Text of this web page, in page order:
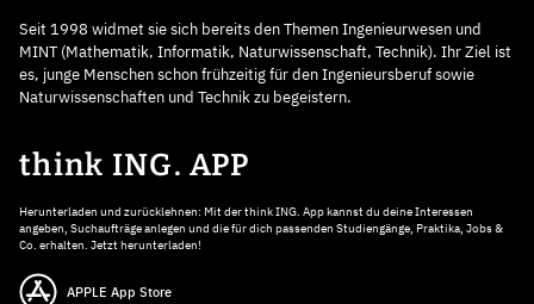
Seit 1998 widmet sie sich bereits den Themen Ingenieurwesen und
MINT (Mathematik, Informatik, Naturwissenschaft, Technik). Ihr Ziel ist
es, junge Menschen schon frühzeitig für den Ingenieursberuf sowie
Naturwissenschaften und Technik zu begeistern.
think ING. APP
Herunterladen und zurücklehnen: Mit der think ING. App kannst du deine Interessen
angeben, Suchaufträge anlegen und die für dich passenden Studiengänge, Praktika, Jobs &
Co. erhalten. Jetzt herunterladen!
APPLE App Store